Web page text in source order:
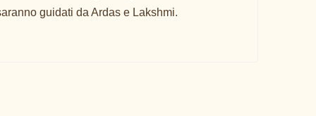
guidati da Ardas e Lakshmi.